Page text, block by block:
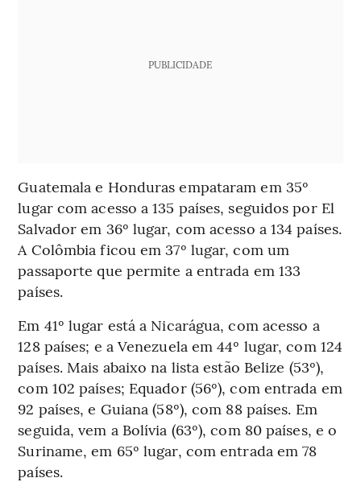
PUBLICIDADE
Guatemala e Honduras empataram em 35º
lugar com acesso a 135 países, seguidos por El
Salvador em 36º lugar, com acesso a 134 países.
A Colômbia ficou em 37º lugar, com um
passaporte que permite a entrada em 133
países.
Em 41º lugar está a Nicarágua, com acesso a
128 países; e a Venezuela em 44º lugar, com 124
países. Mais abaixo na lista estão Belize (53º),
com 102 países; Equador (56º), com entrada em
92 países, e Guiana (58º), com 88 países. Em
seguida, vem a Bolívia (63º), com 80 países, e o
Suriname, em 65º lugar, com entrada em 78
países.